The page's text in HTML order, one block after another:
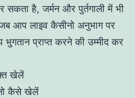
है, जर्मन और पुर्तगाली में भी
आप लाइव कैसीनो अनुभाग पर
प्राप्त करने की उम्मीद कर
खेलें
कैसे खेलें